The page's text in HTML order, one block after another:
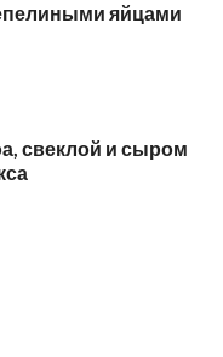
яйцами
свеклой и сыром